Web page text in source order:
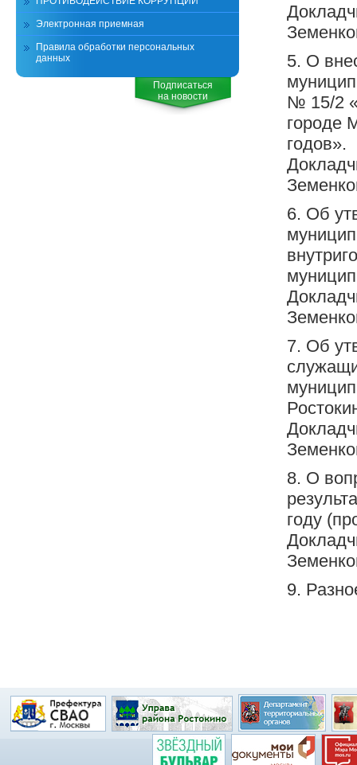
5. О
№ 15/2
городе
годов».
6. Об
7. Об
8. О
году
9.
Электронная приемная
Правила обработки персональных
данных
Подписаться
на новости